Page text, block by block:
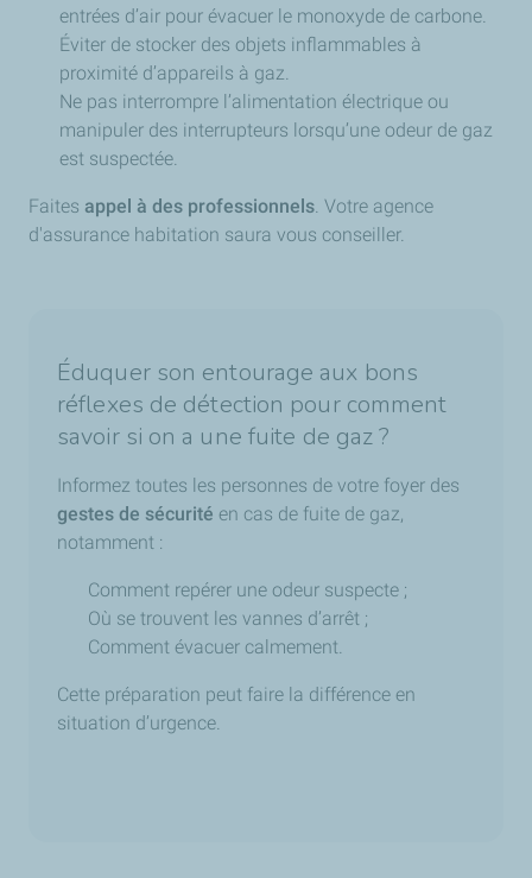
entrées d’air pour évacuer le monoxyde de carbone.
Éviter de stocker des objets inflammables à
proximité d’appareils à gaz.
Ne pas interrompre l’alimentation électrique ou
manipuler des interrupteurs lorsqu’une odeur de gaz
est suspectée.
Faites appel à des professionnels . Votre agence
d'assurance habitation saura vous conseiller.
Éduquer son entourage aux bons
réflexes de détection pour comment
savoir si on a une fuite de gaz ?
Informez toutes les personnes de votre foyer des
gestes de sécurité en cas de fuite de gaz,
notamment :
Comment repérer une odeur suspecte ;
Où se trouvent les vannes d’arrêt ;
Comment évacuer calmement.
Cette préparation peut faire la différence en
situation d’urgence.